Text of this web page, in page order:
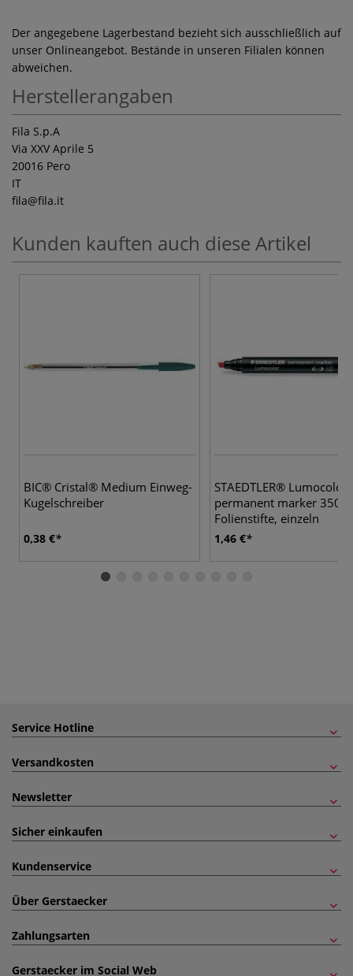
Der angegebene Lagerbestand bezieht sich ausschließlich auf
unser Onlineangebot. Bestände in unseren Filialen können
abweichen.
Herstellerangaben
Fila S.p.A
Via XXV Aprile 5
20016 Pero
IT
fila@fila.it
Kunden kauften auch diese Artikel
BIC® Cristal® Medium Einweg-
Kugelschreiber
0,38 €
STAEDTLER® Lumocolor
permanent marker 350
Folienstifte, einzeln
1,46 €
Service Hotline
Versandkosten
Newsletter
Sicher einkaufen
Kundenservice
Über Gerstaecker
Zahlungsarten
Gerstaecker im Social Web